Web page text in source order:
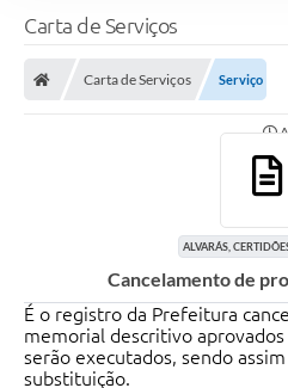
Carta de Serviços
Carta de Serviços Serviço
ALVARÁS,
Cancelamento de
É o registro da Prefeitura
memorial descritivo
serão executados, sendo
substituição.